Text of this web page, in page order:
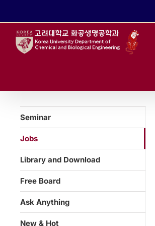
Seminar
Jobs
Library and Download
Free Board
Ask Anything
New & Hot